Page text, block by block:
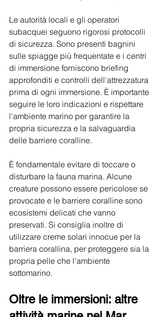
Le autorità locali e gli operatori
subacquei seguono rigorosi protocolli
di sicurezza. Sono presenti bagnini
sulle spiagge più frequentate e i centri
di immersione forniscono briefing
approfonditi e controlli dell'attrezzatura
prima di ogni immersione. È importante
seguire le loro indicazioni e rispettare
l'ambiente marino per garantire la
propria sicurezza e la salvaguardia
delle barriere coralline.
È fondamentale evitare di toccare o
disturbare la fauna marina. Alcune
creature possono essere pericolose se
provocate e le barriere coralline sono
ecosistemi delicati che vanno
preservati. Si consiglia inoltre di
utilizzare creme solari innocue per la
barriera corallina, per proteggere sia la
propria pelle che l'ambiente
sottomarino.
Oltre le immersioni: altre